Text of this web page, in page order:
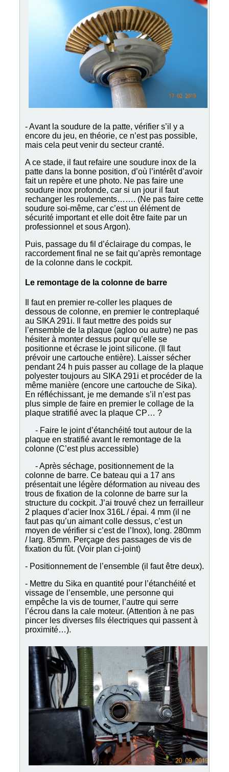
- Avant la soudure de la patte, vérifier s’il y a
encore du jeu, en théorie, ce n’est pas possible,
mais cela peut venir du secteur cranté.
A ce stade, il faut refaire une soudure inox de la
patte dans la bonne position, d’où l’intérêt d’avoir
fait un repère et une photo. Ne pas faire une
soudure inox profonde, car si un jour il faut
rechanger les roulements……. (Ne pas faire cette
soudure soi-même, car c’est un élément de
sécurité important et elle doit être faite par un
professionnel et sous Argon).
Puis, passage du fil d’éclairage du compas, le
raccordement final ne se fait qu’après remontage
de la colonne dans le cockpit.
Le remontage de la colonne de barre
Il faut en premier re-coller les plaques de
dessous de colonne, en premier le contreplaqué
au SIKA 291i. Il faut mettre des poids sur
l’ensemble de la plaque (agloo ou autre) ne pas
hésiter à monter dessus pour qu’elle se
positionne et écrase le joint silicone. (Il faut
prévoir une cartouche entière). Laisser sécher
pendant 24 h puis passer au collage de la plaque
polyester toujours au SIKA 291i et procéder de la
même manière (encore une cartouche de Sika).
En réfléchissant, je me demande s’il n’est pas
plus simple de faire en premier le collage de la
plaque stratifié avec la plaque CP… ?
- Faire le joint d’étanchéité tout autour de la
plaque en stratifié avant le remontage de la
colonne (C’est plus accessible)
- Après séchage, positionnement de la
colonne de barre. Ce bateau qui a 17 ans
présentait une légère déformation au niveau des
trous de fixation de la colonne de barre sur la
structure du cockpit. J’ai trouvé chez un ferrailleur
2 plaques d’acier Inox 316L / épai. 4 mm (il ne
faut pas qu’un aimant colle dessus, c’est un
moyen de vérifier si c’est de l’Inox), long. 280mm
/ larg. 85mm. Perçage des passages de vis de
fixation du fût. (Voir plan ci-joint)
- Positionnement de l’ensemble (il faut être deux).
- Mettre du Sika en quantité pour l’étanchéité et
vissage de l’ensemble, une personne qui
empêche la vis de tourner, l’autre qui serre
l’écrou dans la cale moteur. (Attention à ne pas
pincer les diverses fils électriques qui passent à
proximité…).